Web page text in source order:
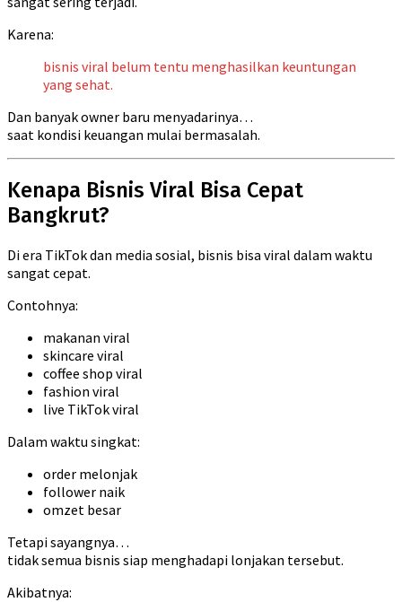
Karena:
bisnis viral belum tentu menghasilkan keuntungan
yang sehat.
Dan banyak owner baru menyadarinya…
saat kondisi keuangan mulai bermasalah.
Kenapa Bisnis Viral Bisa Cepat
Bangkrut?
Di era TikTok dan media sosial, bisnis bisa viral dalam waktu
sangat cepat.
Contohnya:
makanan viral
skincare viral
coffee shop viral
fashion viral
live TikTok viral
Dalam waktu singkat:
order melonjak
follower naik
omzet besar
Tetapi sayangnya…
tidak semua bisnis siap menghadapi lonjakan tersebut.
Akibatnya: